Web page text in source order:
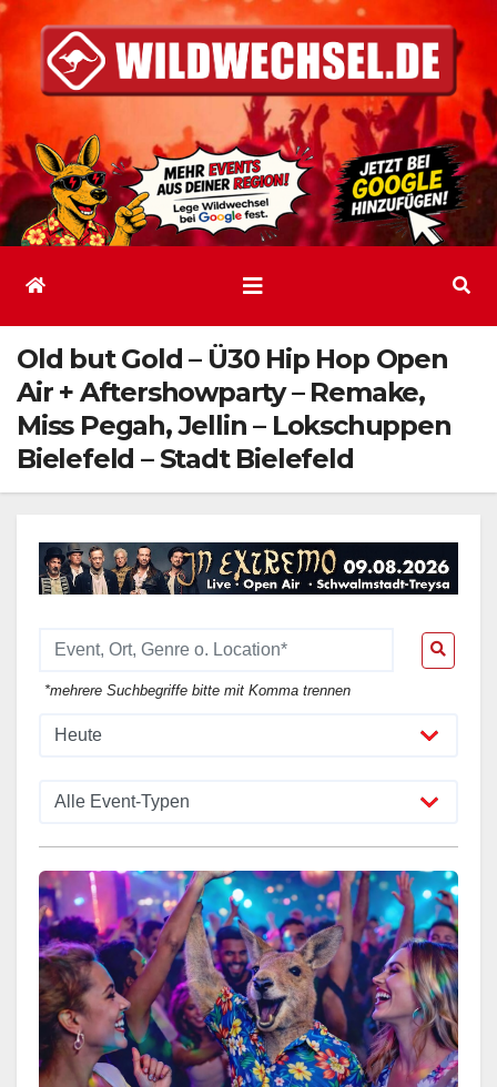
Inhalt
springen
Old but Gold – Ü30 Hip Hop Open
Air + Aftershowparty – Remake,
Miss Pegah, Jellin – Lokschuppen
Bielefeld – Stadt Bielefeld
*mehrere Suchbegriffe bitte mit Komma trennen